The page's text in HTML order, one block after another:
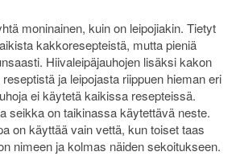
moninainen, kuin on leipojiakin. Tietyt
kakkoresepteistä, mutta pieniä
Hiivaleipäjauhojen lisäksi kakon
ja leipojasta riippuen hieman eri
ei käytetä kaikissa resepteissä.
seikka on taikinassa käytettävä neste.
on käyttää vain vettä, kun toiset taas
nimeen ja kolmas näiden sekoitukseen.